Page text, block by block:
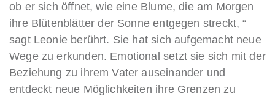
ob er sich öffnet, wie eine Blume, die am Morgen
ihre Blütenblätter der Sonne entgegen streckt, “
sagt Leonie berührt. Sie hat sich aufgemacht neue
Wege zu erkunden. Emotional setzt sie sich mit der
Beziehung zu ihrem Vater auseinander und
entdeckt neue Möglichkeiten ihre Grenzen zu